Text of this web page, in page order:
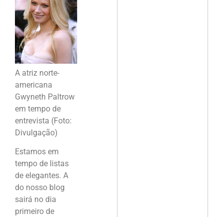
A atriz norte-
americana
Gwyneth Paltrow
em tempo de
entrevista (Foto:
Divulgação)
Estamos em
tempo de listas
de elegantes. A
do nosso blog
sairá no dia
primeiro de